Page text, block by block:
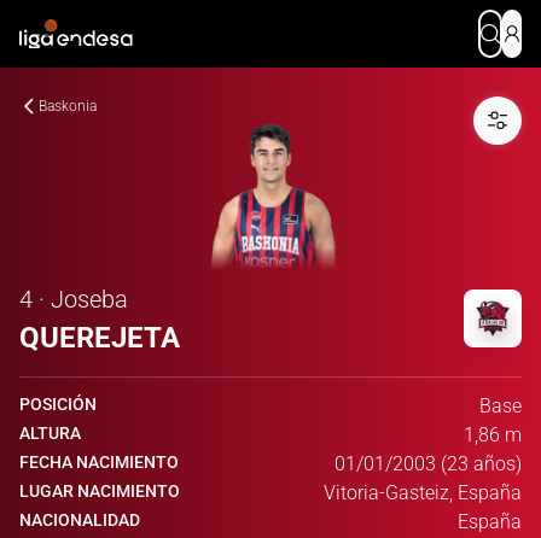
Baskonia
4 · Joseba
QUEREJETA
POSICIÓN Base
ALTURA 1,86 m
FECHA NACIMIENTO 01/01/2003 (23 años)
LUGAR NACIMIENTO Vitoria-Gasteiz, España
NACIONALIDAD España